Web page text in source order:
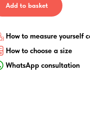
Add to basket
How to measure yourself
How to choose a size
WhatsApp consultation